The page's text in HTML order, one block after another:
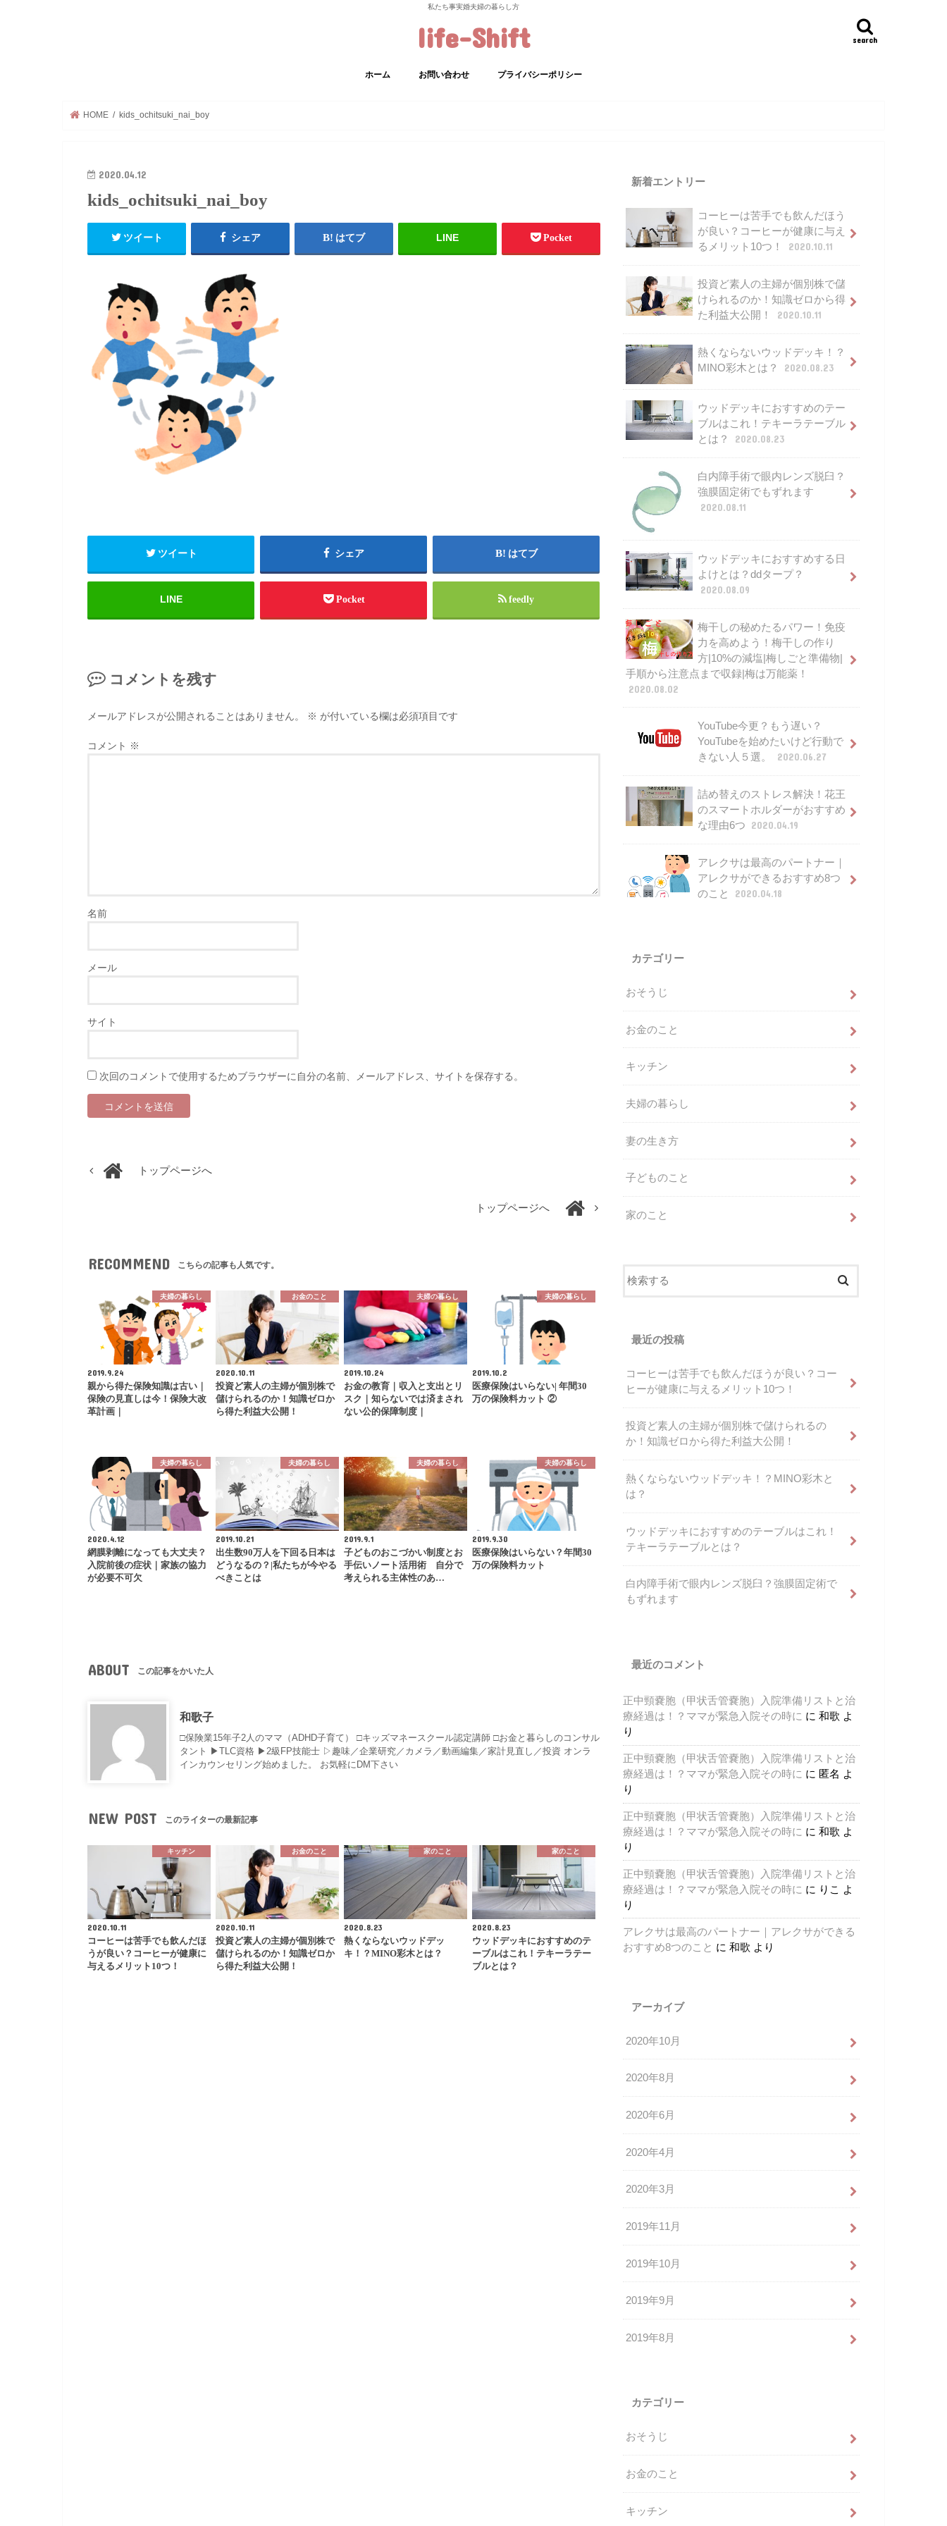
私たち事実婚夫婦の暮らし方
life-Shift search
ホーム お問い合わせ プライバシーポリシー
HOME kids_ochitsuki_nai_boy
2020.04.12
kids_ochitsuki_nai_boy
ツイート シェア はてブ LINE Pocket
ツイート シェア はてブ
LINE Pocket feedly
コメントを残す
メールアドレスが公開されることはありません。 ※ が付いている欄は必須項目です
コメント ※
名前
メール
サイト
次回のコメントで使用するためブラウザーに自分の名前、メールアドレス、サイトを保存する。
トップページへ
トップページへ
RECOMMEND こちらの記事も人気です。
夫婦の暮らし
2019.9.24
親から得た保険知識は古い｜
保険の見直しは今！保険大改
革計画｜
お金のこと
2020.10.11
投資ど素人の主婦が個別株で
儲けられるのか！知識ゼロか
ら得た利益大公開！
夫婦の暮らし
2019.10.24
お金の教育｜収入と支出とリ
スク｜知らないでは済まされ
ない公的保障制度｜
夫婦の暮らし
2019.10.2
医療保険はいらない| 年間30
万の保険料カット ②
夫婦の暮らし
2020.4.12
網膜剥離になっても大丈夫？
入院前後の症状｜家族の協力
が必要不可欠
夫婦の暮らし
2019.10.21
出生数90万人を下回る日本は
どうなるの？|私たちが今やる
べきことは
夫婦の暮らし
2019.9.1
子どものおこづかい制度とお
手伝いノート活用術 自分で
考えられる主体性のあ…
夫婦の暮らし
2019.9.30
医療保険はいらない？年間30
万の保険料カット
ABOUT この記事をかいた人
和歌子
□保険業15年子2人のママ（ADHD子育て） □キッズマネースクール認定講師 □お金と暮らしのコンサル
タント ▶︎TLC資格 ▶︎2級FP技能士 ▷趣味／企業研究／カメラ／動画編集／家計見直し／投資 オンラ
インカウンセリング始めました。 お気軽にDM下さい
NEW POST このライターの最新記事
キッチン
2020.10.11
コーヒーは苦手でも飲んだほ
うが良い？コーヒーが健康に
与えるメリット10つ！
お金のこと
2020.10.11
投資ど素人の主婦が個別株で
儲けられるのか！知識ゼロか
ら得た利益大公開！
家のこと
2020.8.23
熱くならないウッドデッ
キ！？MINO彩木とは？
家のこと
2020.8.23
ウッドデッキにおすすめのテ
ーブルはこれ！テキーラテー
ブルとは？
新着エントリー
コーヒーは苦手でも飲んだほう
が良い？コーヒーが健康に与え
るメリット10つ！
2020.10.11
投資ど素人の主婦が個別株で儲
けられるのか！知識ゼロから得
た利益大公開！
2020.10.11
熱くならないウッドデッキ！？
MINO彩木とは？
2020.08.23
ウッドデッキにおすすめのテー
ブルはこれ！テキーラテーブル
とは？
2020.08.23
白内障手術で眼内レンズ脱臼？
強膜固定術でもずれます
2020.08.11
ウッドデッキにおすすめする日
よけとは？ddタープ？
2020.08.09
梅干しの秘めたるパワー！免疫
力を高めよう！梅干しの作り
方|10%の減塩|梅しごと準備物|
手順から注意点まで収録|梅は万能薬！
2020.08.02
YouTube今更？もう遅い？
YouTubeを始めたいけど行動で
きない人５選。
2020.06.27
詰め替えのストレス解決！花王
のスマートホルダーがおすすめ
な理由6つ
2020.04.19
アレクサは最高のパートナー｜
アレクサができるおすすめ8つ
のこと
2020.04.18
カテゴリー
おそうじ
お金のこと
キッチン
夫婦の暮らし
妻の生き方
子どものこと
家のこと
最近の投稿
コーヒーは苦手でも飲んだほうが良い？コー
ヒーが健康に与えるメリット10つ！
投資ど素人の主婦が個別株で儲けられるの
か！知識ゼロから得た利益大公開！
熱くならないウッドデッキ！？MINO彩木と
は？
ウッドデッキにおすすめのテーブルはこれ！
テキーラテーブルとは？
白内障手術で眼内レンズ脱臼？強膜固定術で
もずれます
最近のコメント
正中頸嚢胞（甲状舌管嚢胞）入院準備リストと治
療経過は！？ママが緊急入院その時に に 和歌 よ
り
正中頸嚢胞（甲状舌管嚢胞）入院準備リストと治
療経過は！？ママが緊急入院その時に に 匿名 よ
り
正中頸嚢胞（甲状舌管嚢胞）入院準備リストと治
療経過は！？ママが緊急入院その時に に 和歌 よ
り
正中頸嚢胞（甲状舌管嚢胞）入院準備リストと治
療経過は！？ママが緊急入院その時に に りこ
よ
り
アレクサは最高のパートナー｜アレクサができる
おすすめ8つのこと に 和歌 より
アーカイブ
2020年10月
2020年8月
2020年6月
2020年4月
2020年3月
2019年11月
2019年10月
2019年9月
2019年8月
カテゴリー
おそうじ
お金のこと
キッチン